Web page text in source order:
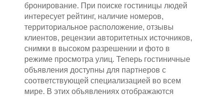
бронирование. При поиске гостиницы людей
интересует рейтинг, наличие номеров,
территориальное расположение, отзывы
клиентов, рецензии авторитетных источников,
снимки в высоком разрешении и фото в
режиме просмотра улиц. Теперь гостиничные
объявления доступны для партнеров с
соответствующей специализацией во всем
мире. В этих объявлениях отображаются